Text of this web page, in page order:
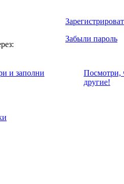
Забыли пароль
и заполни
Посмотри,
другие!